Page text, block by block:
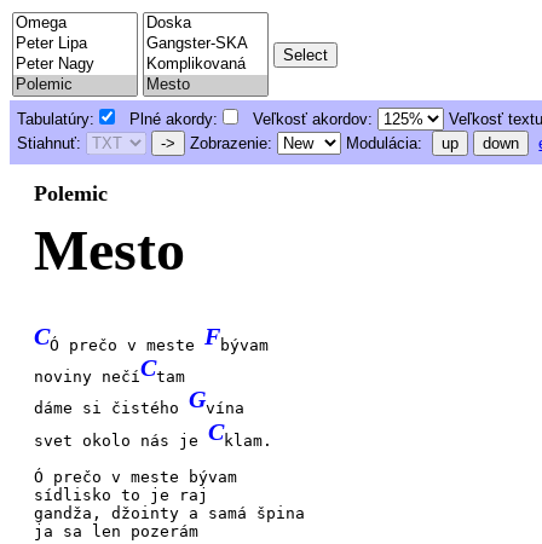
Tabulatúry: Plné akordy: Veľkosť akordov:
Veľkosť
Stiahnuť:
-> Zobrazenie: Modulácia: up down
Polemic
Mesto
CÓ prečo v mesteFbývam
noviny nečíCtam
dáme si čistého Gvína
svet okolo nás je Cklam.
Ó prečo v meste
bývam
sídlisko to je
raj
gandža, džointy a samá špina
ja sa len poze rám